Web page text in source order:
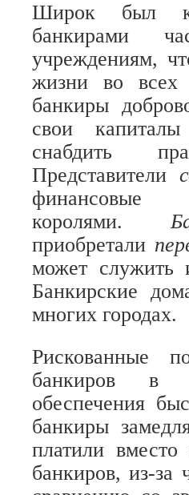
Широк был
банкирами
учреждениям,
жизни во всех
банкиры
свои
снабдить
Представители
королями.
приобретали
может служить
Банкирские
многих городах.
Рискованные
банкиров в
обеспечения
банкиры
платили
банкиров, из-за